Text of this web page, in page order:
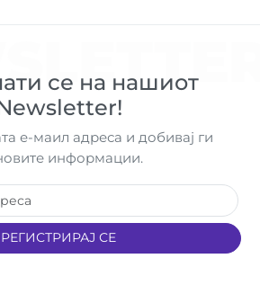
се на нашиот
е-маил адреса и добивај ги
информации.
РЕГИСТРИРАЈ СЕ